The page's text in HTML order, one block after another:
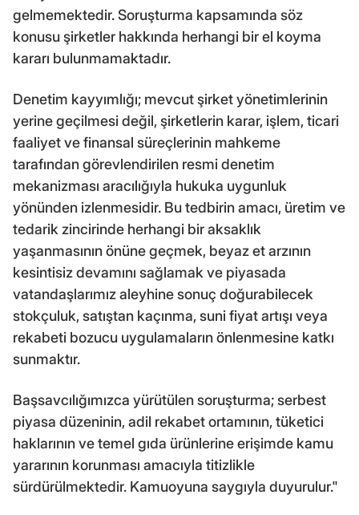
gelmemektedir. Soruşturma kapsamında söz
konusu şirketler hakkında herhangi bir el koyma
kararı bulunmamaktadır.
Denetim kayyımlığı; mevcut şirket yönetimlerinin
yerine geçilmesi değil, şirketlerin karar, işlem, ticari
faaliyet ve finansal süreçlerinin mahkeme
tarafından görevlendirilen resmi denetim
mekanizması aracılığıyla hukuka uygunluk
yönünden izlenmesidir. Bu tedbirin amacı, üretim ve
tedarik zincirinde herhangi bir aksaklık
yaşanmasının önüne geçmek, beyaz et arzının
kesintisiz devamını sağlamak ve piyasada
vatandaşlarımız aleyhine sonuç doğurabilecek
stokçuluk, satıştan kaçınma, suni fiyat artışı veya
rekabeti bozucu uygulamaların önlenmesine katkı
sunmaktır.
Başsavcılığımızca yürütülen soruşturma; serbest
piyasa düzeninin, adil rekabet ortamının, tüketici
haklarının ve temel gıda ürünlerine erişimde kamu
yararının korunması amacıyla titizlikle
sürdürülmektedir. Kamuoyuna saygıyla duyurulur."